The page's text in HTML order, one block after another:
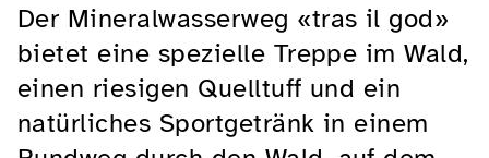
Der Mineralwasserweg «tras il god»
bietet eine spezielle Treppe im Wald,
einen riesigen Quelltuff und ein
natürliches Sportgetränk in einem